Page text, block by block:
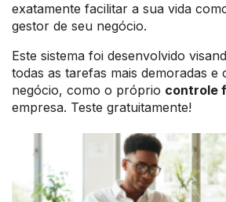
exatamente facilitar a sua vida
gestor de seu negócio.
Este sistema foi desenvolvido
todas as tarefas mais demoradas e
negócio, como o próprio controle
empresa. Teste gratuitamente!